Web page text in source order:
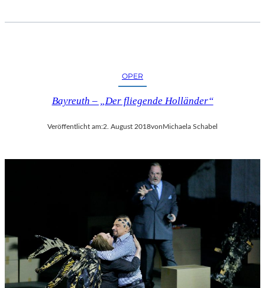
OPER
Bayreuth – „Der fliegende Holländer“
Veröffentlicht am:2. August 2018von Michaela Schabel